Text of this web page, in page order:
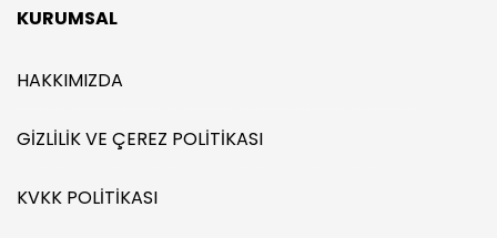
KURUMSAL
HAKKIMIZDA
GIZLILIK VE ÇEREZ POLITIKASI
KVKK POLITIKASI